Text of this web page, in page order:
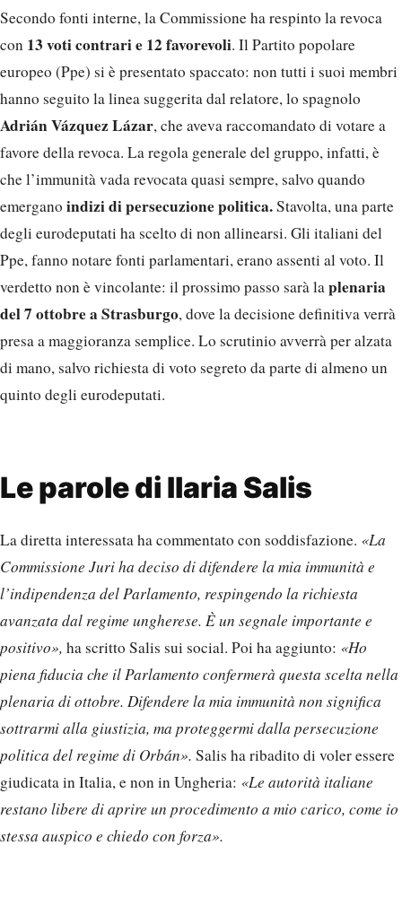
Secondo fonti interne, la Commissione ha respinto la revoca
con 13 voti contrari e 12 favorevoli. Il Partito popolare
europeo (Ppe) si è presentato spaccato: non tutti i suoi membri
hanno seguito la linea suggerita dal relatore, lo spagnolo
Adrián Vázquez Lázar, che aveva raccomandato di votare a
favore della revoca. La regola generale del gruppo, infatti, è
che l’immunità vada revocata quasi sempre, salvo quando
emergano indizi di persecuzione politica.Stavolta, una parte
degli eurodeputati ha scelto di non allinearsi. Gli italiani del
Ppe, fanno notare fonti parlamentari, erano assenti al voto. Il
verdetto non è vincolante: il prossimo passo sarà laplenaria
del 7 ottobre a Strasburgo, dove la decisione definitiva verrà
presa a maggioranza semplice. Lo scrutinio avverrà per alzata
di mano, salvo richiesta di voto segreto da parte di almeno un
quinto degli eurodeputati.
Le parole di Ilaria Salis
La diretta interessata ha commentato con soddisfazione. «La
Commissione Juri ha deciso di difendere la mia immunità e
l’indipendenza del Parlamento, respingendo la richiesta
avanzata dal regime ungherese. È un segnale importante e
positivo», ha scritto Salis sui social. Poi ha aggiunto: «Ho
piena fiducia che il Parlamento confermerà questa scelta nella
plenaria di ottobre. Difendere la mia immunità non significa
sottrarmi alla giustizia, ma proteggermi dalla persecuzione
politica del regime di Orbán». Salis ha ribadito di voler essere
giudicata in Italia, e non in Ungheria: «Le autorità italiane
restano libere di aprire un procedimento a mio carico, come io
stessa auspico e chiedo con forza».